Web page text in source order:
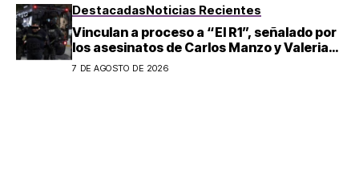
DestacadasNoticias Recientes
Vinculan a proceso a “El R1”, señalado por
los asesinatos de Carlos Manzo y Valeria
Márquez
7 DE AGOSTO DE 2026